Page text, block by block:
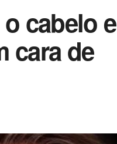
cabelo e
cara de